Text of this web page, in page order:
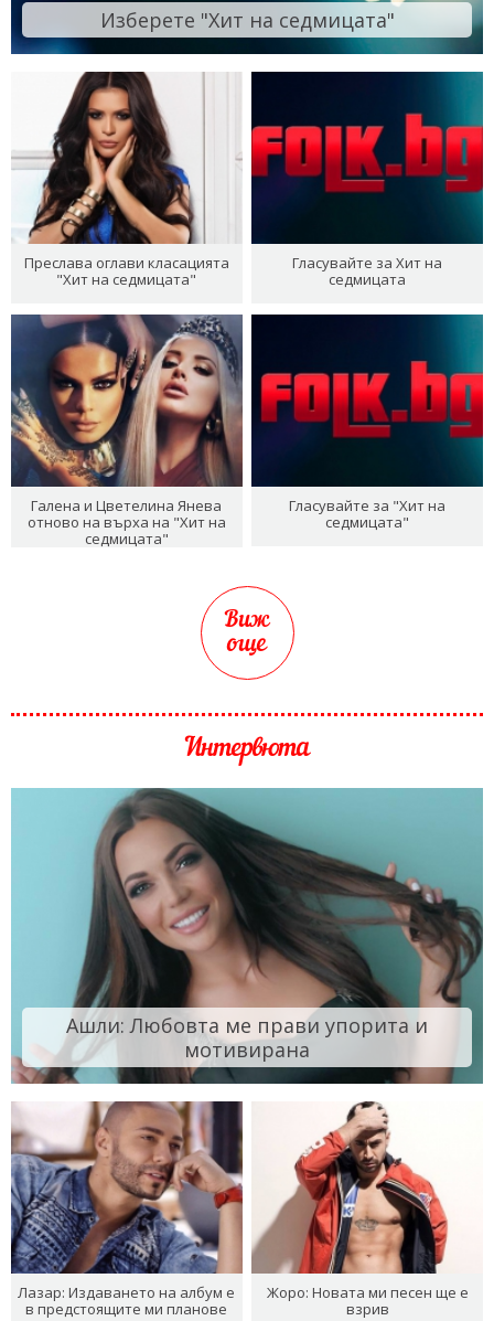
Изберете "Хит на седмицата"
Преслава оглави класацията
"Хит на седмицата"
Гласувайте за Хит на
седмицата
Галена и Цветелина Янева
отново на върха на "Хит на
седмицата"
Гласувайте за "Хит на
седмицата"
Виж
още
Интервюта
Ашли: Любовта ме прави упорита и
мотивирана
Лазар: Издаването на албум е
в предстоящите ми планове
Жоро: Новата ми песен ще е
взрив